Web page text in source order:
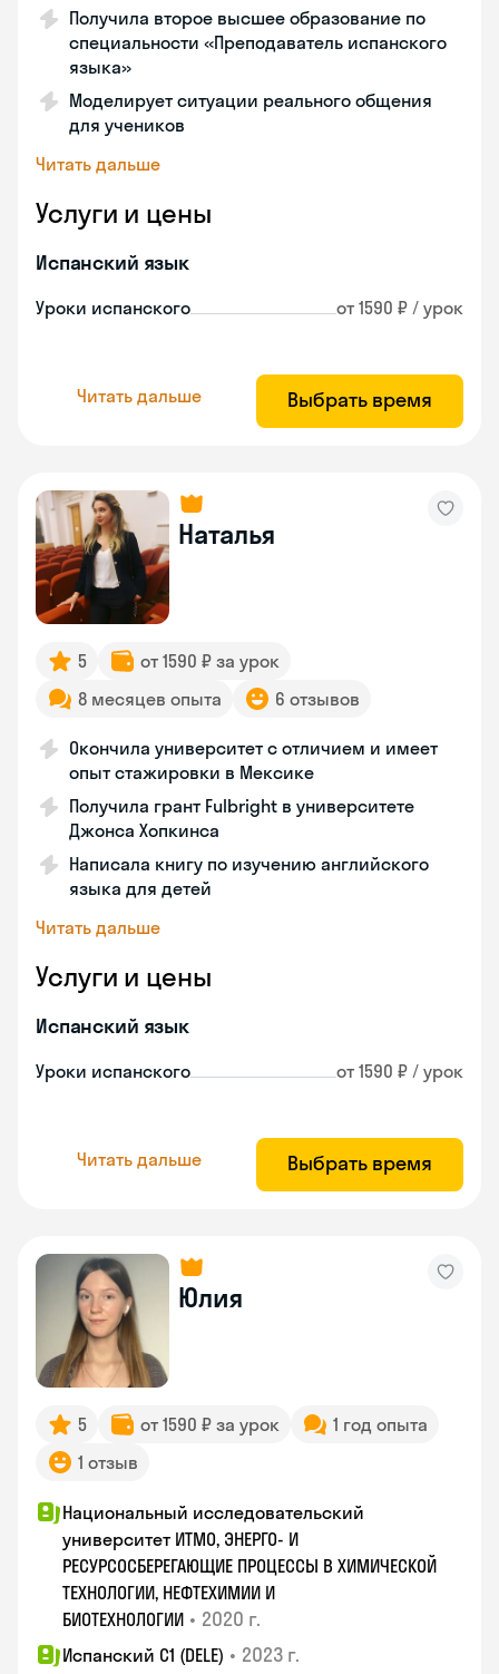
Получила второе высшее образование по
специальности «Преподаватель испанского
языка»
Моделирует ситуации реального общения
для учеников
Читать дальше
Услуги и цены
Испанский язык
Уроки испанского от 1590 ₽ / урок
Читать дальше Выбрать время
Наталья
5
от 1590 ₽ за урок
8 месяцев опыта
6 отзывов
Окончила университет с отличием и имеет
опыт стажировки в Мексике
Получила грант Fulbright в университете
Джонса Хопкинса
Написала книгу по изучению английского
языка для детей
Читать дальше
Услуги и цены
Испанский язык
Уроки испанского от 1590 ₽ / урок
Читать дальше Выбрать время
Юлия
5 от 1590 ₽ за урок
1 год опыта
1 отзыв
Национальный исследовательский
университет ИТМО, ЭНЕРГО- И
РЕСУРСОСБЕРЕГАЮЩИЕ ПРОЦЕССЫ В ХИМИЧЕСКОЙ
ТЕХНОЛОГИИ, НЕФТЕХИМИИ И
БИОТЕХНОЛОГИИ • 2020 г.
Испанский С1 (DELE) • 2023 г.